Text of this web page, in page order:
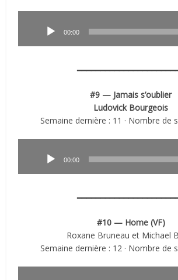
00:00
#9 — Jamais s’oublier
Ludovick Bourgeois
Semaine dernière : 11 · Nombre de
00:00
#10 — Home (VF)
Roxane Bruneau et Michael
Semaine dernière : 12 · Nombre de